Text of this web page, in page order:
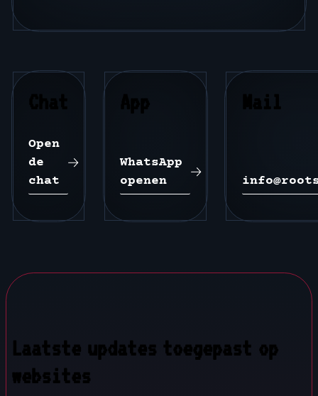
Open
de
chat
App
WhatsApp
openen
Mail
Laatste updates toegepast op
websites